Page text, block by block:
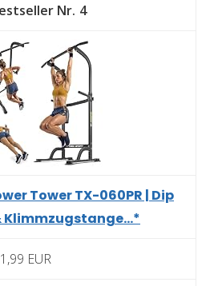
4
Tower TX-060PR | Dip
Klimmzugstange...*
EUR